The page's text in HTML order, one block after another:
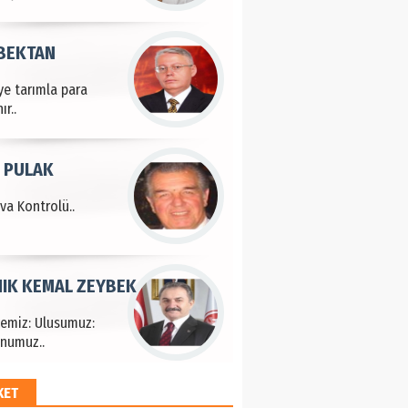
tarımla para
Kontrolü..
PULAK
Ulusumuz:
KEMAL ZEYBEK
HAYRİ PEKER